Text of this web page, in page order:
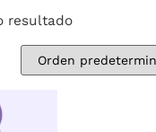
resultado